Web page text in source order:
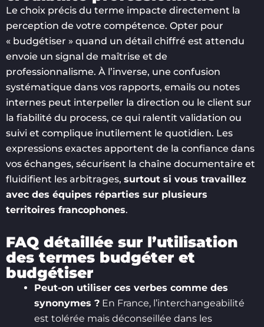
Le choix précis du terme impacte directement la
perception de votre compétence. Opter pour
« budgétiser » quand un détail chiffré est attendu
envoie un signal de maîtrise et de
professionnalisme. À l’inverse, une confusion
systématique dans vos rapports, emails ou notes
internes peut interpeller la direction ou le client sur
la fiabilité du process, ce qui ralentit validation ou
suivi et complique inutilement le quotidien. Les
expressions exactes apportent de la confiance dans
vos échanges, sécurisent la chaîne documentaire et
fluidifient les arbitrages, surtout si vous travaillez
avec des équipes réparties sur plusieurs
territoires francophones.
FAQ détaillée sur l’utilisation
des termes budgéter et
budgétiser
Peut-on utiliser ces verbes comme des
synonymes ? En France, l’interchangeabilité
est tolérée mais déconseillée dans les